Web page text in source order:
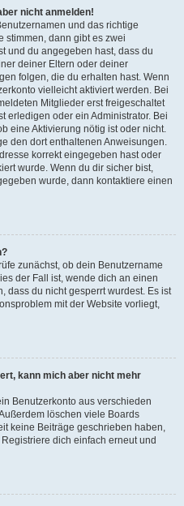
nicht anmelden!
und das richtige
stimmen, dann gibt es zwei
und du angegeben hast, dass du
deiner Eltern oder deiner
folgen, die du erhalten hast. Wenn
vielleicht aktiviert werden. Bei
Mitglieder erst freigeschaltet
erledigen oder ein Administrator. Bei
eine Aktivierung nötig ist oder nicht.
den dort enthaltenen Anweisungen.
korrekt eingegeben hast oder
wurde. Wenn du dir sicher bist,
wurde, dann kontaktiere einen
zunächst, ob dein Benutzername
der Fall ist, wende dich an einen
dass du nicht gesperrt wurdest. Es ist
mit der Website vorliegt,
kann mich aber nicht mehr
Benutzerkonto aus verschieden
löschen viele Boards
keine Beiträge geschrieben haben,
dich einfach erneut und